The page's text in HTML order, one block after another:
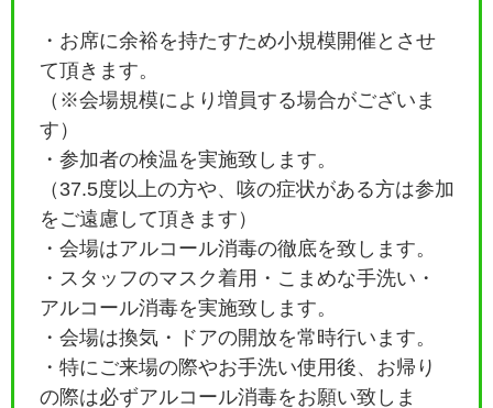
・お席に余裕を持たすため小規模開催とさせ
て頂きます。
（※会場規模により増員する場合がございま
す）
・参加者の検温を実施致します。
（37.5度以上の方や、咳の症状がある方は参加
をご遠慮して頂きます）
・会場はアルコール消毒の徹底を致します。
・ スタッフのマスク着用・こまめな手洗い・
アルコール消毒を実施致します。
・会場は換気・ドアの開放を常時行います。
・特にご来場の際やお手洗い使用後、お帰り
の際は必ずアルコール消毒をお願い致しま